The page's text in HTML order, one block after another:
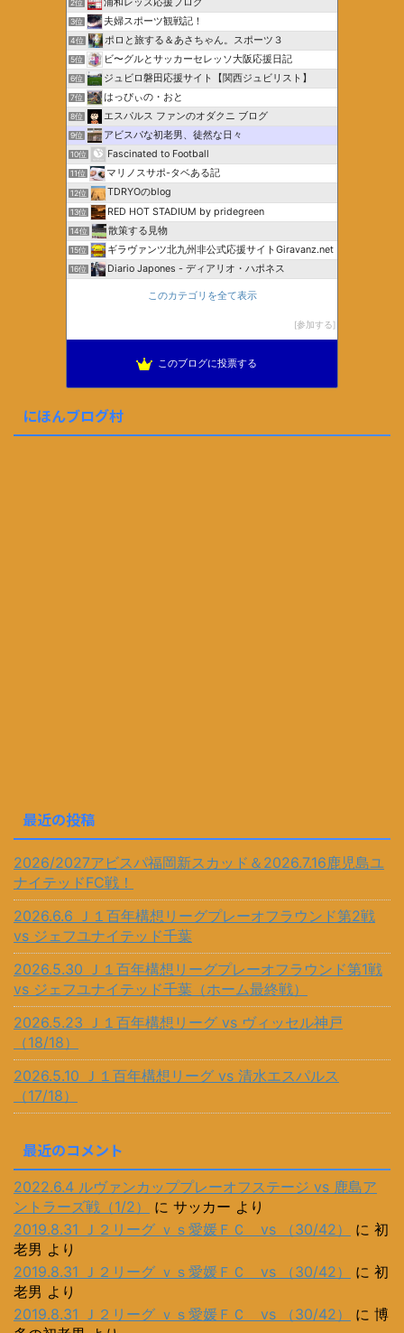
2位
3位 夫婦スポーツ観戦記！
4位 ポロと旅する＆あさちゃん。スポーツ３
5位 ビ〜グルとサッカーセレッソ大阪応援日記
6位 ジュビロ磐田応援サイト【関西ジュビリスト】
7位 はっぴぃの・おと
8位 エスパルス ファンのオダクニ ブログ
9位 アビスパな初老男、徒然な日々
10位 Fascinated to Football
11位 マリノスサポ-タベある記
12位 TDRYOのblog
13位 RED HOT STADIUM by pridegreen
14位 散策する見物
15位 ギラヴァンツ北九州非公式応援サイトGiravanz.net
16位 Diario Japones - ディアリオ・ハポネス
このカテゴリを全て表示
参加する
このブログに投票する
にほんブログ村
最近の投稿
2026/2027アビスパ福岡新スカッド＆2026.7.16鹿児島ユ
ナイテッドFC戦！
2026.6.6 Ｊ１百年構想リーグプレーオフラウンド第2戦
vs ジェフユナイテッド千葉
2026.5.30 Ｊ１百年構想リーグプレーオフラウンド第1戦
vs ジェフユナイテッド千葉（ホーム最終戦）
2026.5.23 Ｊ１百年構想リーグ vs ヴィッセル神戸
（18/18）
2026.5.10 Ｊ１百年構想リーグ vs 清水エスパルス
（17/18）
最近のコメント
2022.6.4 ルヴァンカッププレーオフステージ vs 鹿島ア
ントラーズ戦（1/2）
に サッカー より
2019.8.31 Ｊ２リーグ ｖｓ愛媛ＦＣ vs （30/42）
に 初
老男 より
2019.8.31 Ｊ２リーグ ｖｓ愛媛ＦＣ vs （30/42）
に 初
老男 より
2019.8.31 Ｊ２リーグ ｖｓ愛媛ＦＣ vs （30/42）
に 博